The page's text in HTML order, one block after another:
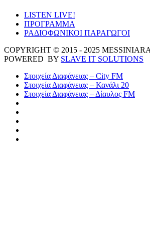
LISTEN LIVE!
ΠΡΟΓΡΑΜΜΑ
ΡΑΔΙΟΦΩΝΙΚΟΙ ΠΑΡΑΓΩΓΟΙ
COPYRIGHT © 2015 - 2025
POWERED BY SLAVE IT SOLUTIONS
Στοιχεία Διαφάνειας – City FM
Στοιχεία Διαφάνειας – Κανάλι 20
Στοιχεία Διαφάνειας – Δίαυλος FM